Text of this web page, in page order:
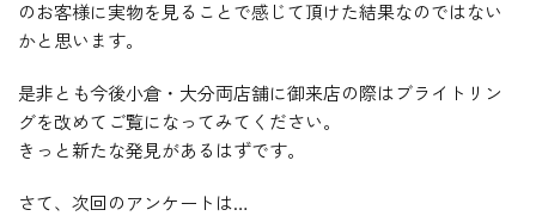
のお客様に実物を見ることで感じて頂けた結果なのではない
かと思います。
是非とも今後小倉・大分両店舗に御来店の際はブライトリン
グを改めてご覧になってみてください。
きっと新たな発見があるはずです。
さて、次回のアンケートは…